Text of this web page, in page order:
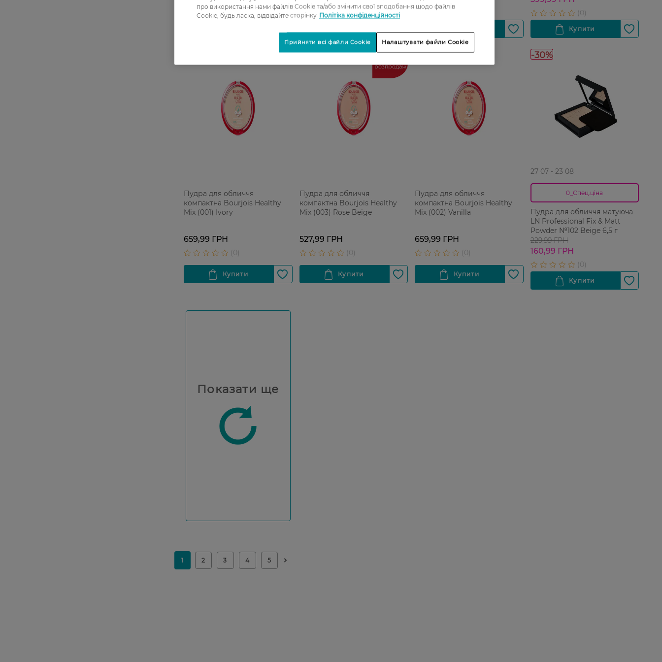
Пудра для обличчя
компактна Bourjois Healthy
Mix (001) Ivory
659,99 ГРН
розпродаж
Пудра для обличчя
компактна Bourjois Healthy
Mix (003) Rose Beige
527,99 ГРН
Пудра для обличчя
компактна Bourjois Healthy
Mix (002) Vanilla
659,99 ГРН
-30%
27 07 - 23 08
0_Спец.ціна
Пудра для обличчя матуюча
LN Professional Fix & Matt
Powder №102 Beige 6,5 г
229,99 ГРН
160,99 ГРН
Показати ще
про використання нами файлів Cookie та/або змінити свої вподобання щодо файлів
Cookie, будь ласка, відвідайте сторінку Політіка конфіденційності
Налаштувати файли Cookie
Прийняти всі файли Cookie